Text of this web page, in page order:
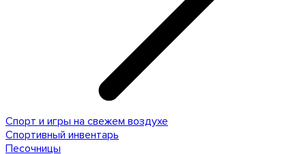
Спорт и игры на свежем воздухе
Спортивный инвентарь
Песочницы